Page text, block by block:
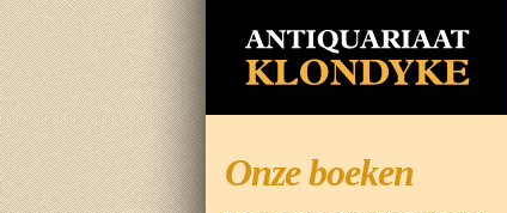
Onze boeken